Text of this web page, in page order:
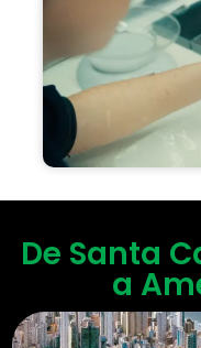
De Santa
a